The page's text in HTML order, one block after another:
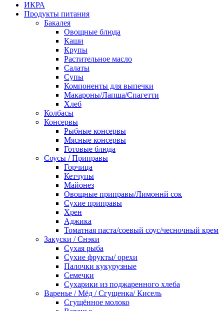
ИКРА
Продукты питания
Бакалея
Овощные блюда
Каши
Крупы
Растительное масло
Салаты
Супы
Компоненты для выпечки
Макароны/Лапша/Спагетти
Хлеб
Колбасы
Консервы
Рыбные консервы
Мясные консервы
Готовые блюда
Соусы / Приправы
Горчица
Кетчупы
Майонез
Овощные приправы/Лимоннй сок
Сухие приправы
Хрен
Аджика
Томатная паста/соевый соус/чесночный крем
Закуски / Снэки
Сухая рыба
Сухие фрукты/ орехи
Палочки кукурузные
Семечки
Сухарики из поджаренного хлеба
Варенье / Мёд / Сгущенка/ Кисель
Сгущённое молоко